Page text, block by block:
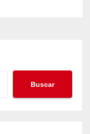
Buscar